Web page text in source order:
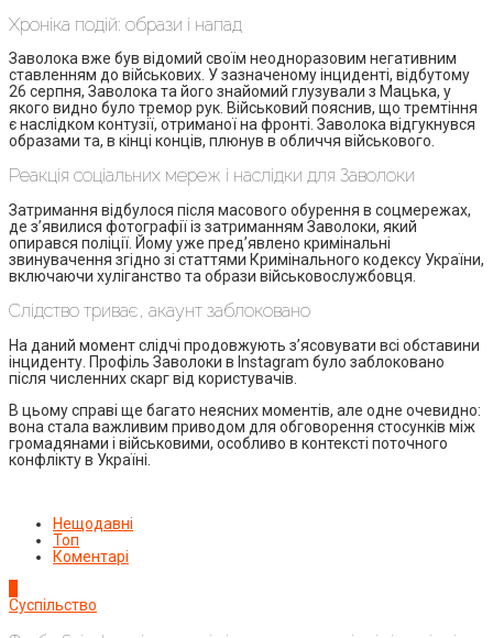
Хроніка подій: образи і напад
Заволока вже був відомий своїм неодноразовим негативним
ставленням до військових. У зазначеному інциденті, відбутому
26 серпня, Заволока та його знайомий глузували з Мацька, у
якого видно було тремор рук. Військовий пояснив, що тремтіння
є наслідком контузії, отриманої на фронті. Заволока відгукнувся
образами та, в кінці конців, плюнув в обличчя військового.
Реакція соціальних мереж і наслідки для Заволоки
Затримання відбулося після масового обурення в соцмережах,
де з’явилися фотографії із затриманням Заволоки, який
опирався поліції. Йому уже пред’явлено кримінальні
звинувачення згідно зі статтями Кримінального кодексу України,
включаючи хуліганство та образи військовослужбовця.
Слідство триває, акаунт заблоковано
На даний момент слідчі продовжують з’ясовувати всі обставини
інциденту. Профіль Заволоки в Instagram було заблоковано
після численних скарг від користувачів.
В цьому справі ще багато неясних моментів, але одне очевидно:
вона стала важливим приводом для обговорення стосунків між
громадянами і військовими, особливо в контексті поточного
конфлікту в Україні.
Нещодавні
Топ
Коментарі
Суспільство